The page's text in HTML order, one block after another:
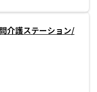
介護ステーション/